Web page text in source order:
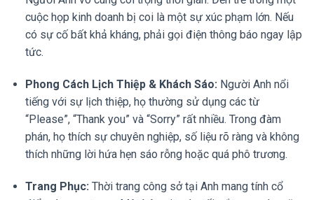
cuộc họp kinh doanh bị coi là một sự xúc phạm lớn. Nếu
có sự cố bất khả kháng, phải gọi điện thông báo ngay lập
tức.
Phong Cách Lịch Thiệp & Khách Sáo: Người Anh nổi
tiếng với sự lịch thiệp, họ thường sử dụng các từ
“Please”, “Thank you” và “Sorry” rất nhiều. Trong đàm
phán, họ thích sự chuyên nghiệp, số liệu rõ ràng và không
thích những lời hứa hẹn sáo rỗng hoặc quá phô trương.
Trang Phục: Thời trang công sở tại Anh mang tính cổ